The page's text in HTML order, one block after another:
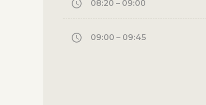
08:20 – 09:00
09:00 – 09:45